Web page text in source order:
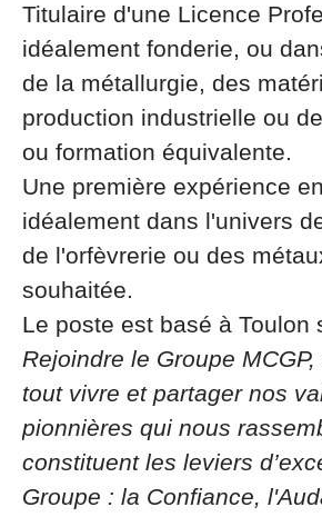
Titulaire d'une Licence
idéalement fonderie, ou
de la métallurgie, des
production industrielle ou
ou formation équivalente.
Une première expérience
idéalement dans l'univers
de l'orfèvrerie ou des
souhaitée.
Le poste est basé à Toulon
Rejoindre le Groupe MCGP,
tout vivre et partager nos
pionnières qui nous
constituent les leviers
Groupe : la Confiance,